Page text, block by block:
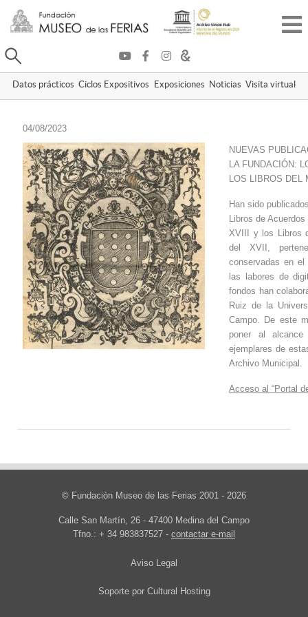
Buscar
Datos prácticos Ciclos Expositivos Exposiciones Noticias Visita virtual
04/08/2023
NUEVAS
LA FUNDACIÓN:
LOS LIBROS DEL
Han sido
Libros de
XVIII y los Libros
del XVII,
conservadas en
las labores de
fondos han
Ruiz de la
Campo. De este
poner al
ejemplares de
Archivo Municipal.
Acceso al “Portal
© Fundación Museo de las Ferias 2001 - 2026
Calle San Martín, 26 - 47400 Medina del Campo
Tfno.: + 34 983837527 - contactar e-mail
Aviso Legal
Soporte por Cultural Hosting